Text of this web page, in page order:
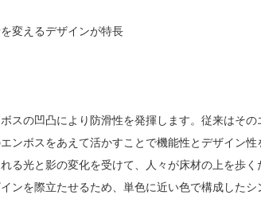
変えるデザインが特長
スの凹凸により防滑性を発揮します。従来はそ
ンボスをあえて活かすことで機能性とデザイン
る光と影の変化を受けて、人々が床材の上を歩
ンを際立たせるため、単色に近い色で構成したシ